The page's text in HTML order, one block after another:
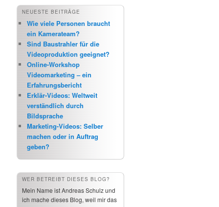
NEUESTE BEITRÄGE
Wie viele Personen braucht
ein Kamerateam?
Sind Baustrahler für die
Videoproduktion geeignet?
Online-Workshop
Videomarketing – ein
Erfahrungsbericht
Erklär-Videos: Weltweit
verständlich durch
Bildsprache
Marketing-Videos: Selber
machen oder in Auftrag
geben?
WER BETREIBT DIESES BLOG?
Mein Name ist Andreas Schulz und
ich mache dieses Blog, weil mir das